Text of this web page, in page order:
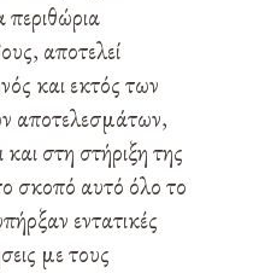
περιθώρια
αποτελεί
και εκτός των
αποτελεσμάτων,
στη στήριξη της
σκοπό αυτό όλο το
εντατικές
με τους